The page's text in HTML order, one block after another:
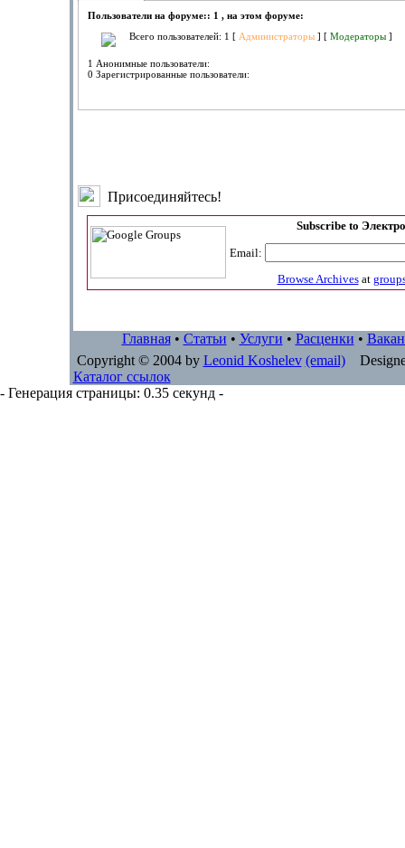
Пользователи на форуме:: 1 , на этом форуме:
Всего пользователей: 1 [ Администраторы] [ Модераторы]
1 Анонимные пользователи:
0 Зарегистрированные пользователи:
Присоединяйтесь!
Subscribe to
Email:
Browse Archivesat
Главная• Статьи • Услуги • Расценки •
Copyright © 2004 by Leonid Koshelev (email)
Каталог ссылок
- Генерация страницы: 0.35 секунд -